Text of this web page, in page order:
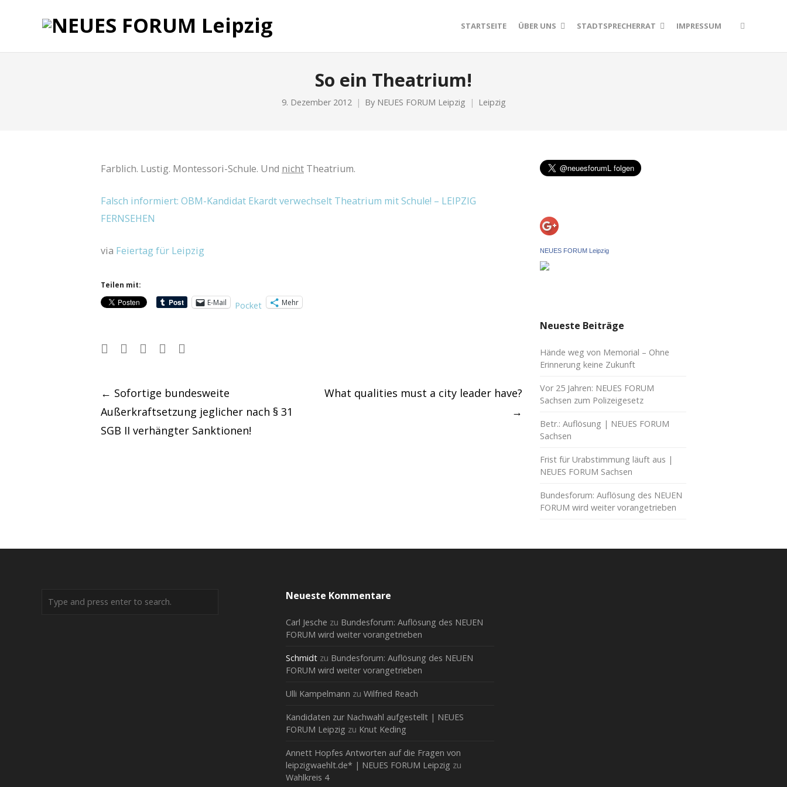
STARTSEITE ÜBER UNS STADTSPRECHERRAT IMPRESSUM
So ein Theatrium!
9. Dezember 2012 By NEUES FORUM Leipzig Leipzig
Farblich. Lustig. Montessori-Schule. Und nicht Theatrium.
Falsch informiert: OBM-Kandidat Ekardt verwechselt Theatrium mit Schule! – LEIPZIG
FERNSEHEN
via Feiertag für Leipzig
Teilen mit:
E-Mail
Pocket Mehr
Post
navigation
← Sofortige bundesweite
Außerkraftsetzung jeglicher nach § 31
SGB II verhängter Sanktionen!
What qualities must a city leader have?
→
NEUES FORUM Leipzig
Neueste Beiträge
Hände weg von Memorial – Ohne
Erinnerung keine Zukunft
Vor 25 Jahren: NEUES FORUM
Sachsen zum Polizeigesetz
Betr.: Auflösung | NEUES FORUM
Sachsen
Frist für Urabstimmung läuft aus |
NEUES FORUM Sachsen
Bundesforum: Auflösung des NEUEN
FORUM wird weiter vorangetrieben
Neueste Kommentare
Carl Jesche zu Bundesforum: Auflösung des NEUEN
FORUM wird weiter vorangetrieben
Schmidtzu Bundesforum: Auflösung des NEUEN
FORUM wird weiter vorangetrieben
Ulli Kampelmann zu Wilfried Reach
Kandidaten zur Nachwahl aufgestellt | NEUES
FORUM Leipzig zu Knut Keding
Annett Hopfes Antworten auf die Fragen von
leipzigwaehlt.de* | NEUES FORUM Leipzig zu
Wahlkreis 4